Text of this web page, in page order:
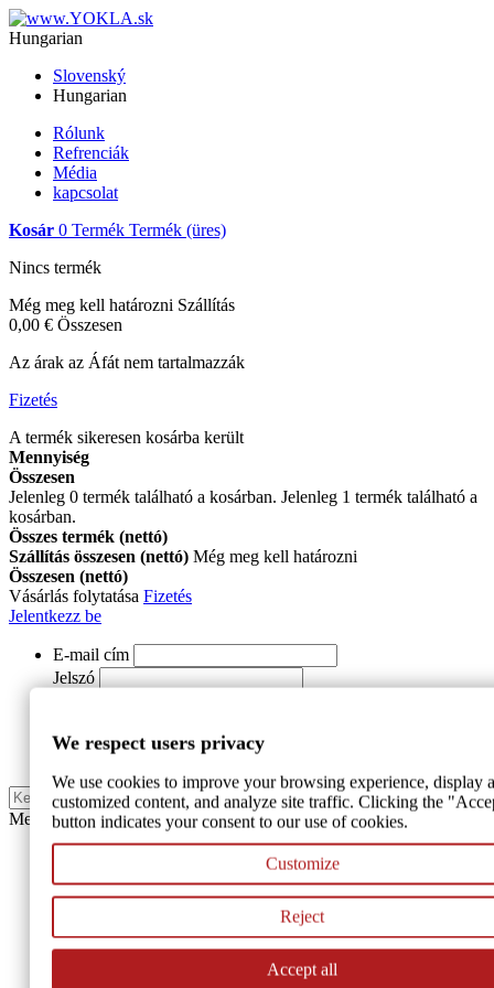
Hungarian
Slovenský
Hungarian
Rólunk
Refrenciák
Média
kapcsolat
Kosár 0 Termék Termék (üres)
Nincs termék
Még meg kell határozni Szállítás
0,00 € Összesen
Az árak az Áfát nem tartalmazzák
Fizetés
A termék sikeresen kosárba került
Mennyiség
Összesen
Jelenleg 0 termék található a kosárban. Jelenleg 1 termék található a
kosárban.
Összes termék (nettó)
Szállítás összesen (nettó) Még meg kell határozni
Összesen (nettó)
Vásárlás folytatása Fizetés
Jelentkezz be
E-mail cím
Jelszó
REGISZTRÁCIÓ
Keresés
Menu
Kültéri székek
Bankett székek
We respect users privacy
We use cookies to improve your browsing experience, display
customized content, and analyze site traffic. Clicking the
button indicates your consent to our use of cookies.
Customize
Reject
Accept all